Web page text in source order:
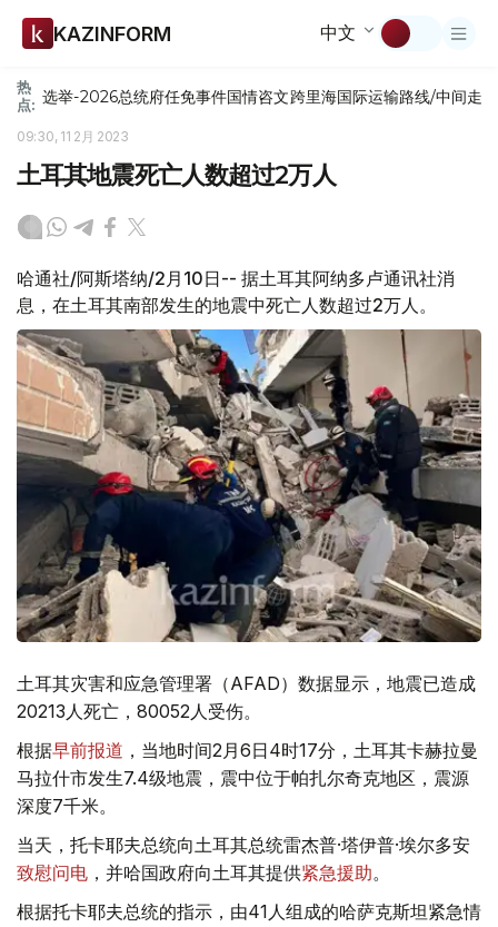
KAZINFORM 中文
热
点: 选举-2026总统府任免事件国情咨文跨里海国际运输路线/中间走廊
09:30, 11 2月 2023
土耳其地震死亡人数超过2万人
哈通社/阿斯塔纳/2月10日-- 据土耳其阿纳多卢通讯社消
息，在土耳其南部发生的地震中死亡人数超过2万人。
土耳其灾害和应急管理署（AFAD）数据显示，地震已造成
20213人死亡，80052人受伤。
根据早前报道 ，当地时间2月6日4时17分，土耳其卡赫拉曼
马拉什市发生7.4级地震，震中位于帕扎尔奇克地区，震源
深度7千米。
当天，托卡耶夫总统向土耳其总统雷杰普·塔伊普·埃尔多安
致慰问电 ，并哈国政府向土耳其提供紧急援助。
根据托卡耶夫总统的指示，由41人组成的哈萨克斯坦紧急情